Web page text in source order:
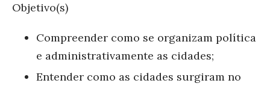
Objetivo(s)
Compreender como se organizam política
e administrativamente as cidades;
Entender como as cidades surgiram no